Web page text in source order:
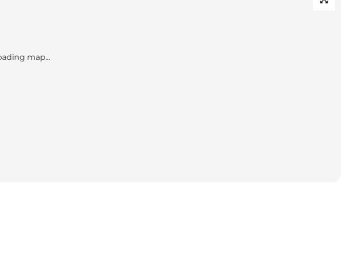
map...